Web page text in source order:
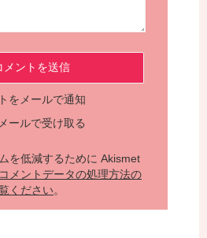
をメールで通知
ールで受け取る
を低減するために Akismet
コメントデータの処理方法の
ください。